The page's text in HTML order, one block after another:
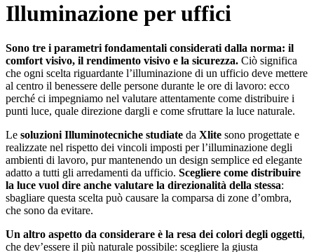
Illuminazione per uffici
Sono tre i parametri fondamentali considerati dalla norma: il
comfort visivo, il rendimento visivo e la sicurezza. Ciò significa
che ogni scelta riguardante l’illuminazione di un ufficio deve mettere
al centro il benessere delle persone durante le ore di lavoro: ecco
perché ci impegniamo nel valutare attentamente come distribuire i
punti luce, quale direzione dargli e come sfruttare la luce naturale.
Le soluzioni Illuminotecniche studiate da Xlite sono progettate e
realizzate nel rispetto dei vincoli imposti per l’illuminazione degli
ambienti di lavoro, pur mantenendo un design semplice ed elegante
adatto a tutti gli arredamenti da ufficio. Scegliere come distribuire
la luce vuol dire anche valutare la direzionalità della stessa:
sbagliare questa scelta può causare la comparsa di zone d’ombra,
che sono da evitare.
Un altro aspetto da considerare è la resa dei colori degli oggetti,
che dev’essere il più naturale possibile: scegliere la giusta